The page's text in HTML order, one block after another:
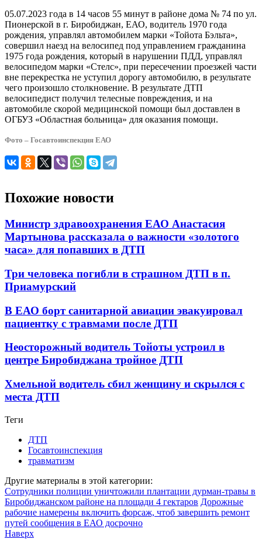
05.07.2023 года в 14 часов 55 минут в районе дома № 74 по ул.
Пионерской в г. Биробиджан, ЕАО, водитель 1970 года
рождения, управлял автомобилем марки «Тойота Бэльта»,
совершил наезд на велосипед под управлением гражданина
1975 года рождения, который в нарушении ПДД, управлял
велосипедом марки «Стелс», при пересечении проезжей части
вне перекрестка не уступил дорогу автомобилю, в результате
чего произошло столкновение. В результате ДТП
велосипедист получил телесные повреждения, и на
автомобиле скорой медицинской помощи был доставлен в
ОГБУЗ «Областная больница» для оказания помощи.
Фото – Госавтоинспекция ЕАО
Похожие новости
Министр здравоохранения ЕАО Анастасия
Мартынова рассказала о важности «золотого
часа» для попавших в ДТП
Три человека погибли в страшном ДТП в п.
Приамурский
В ЕАО борт санитарной авиации эвакуировал
пациентку с травмами после ДТП
Неосторожный водитель Тойоты устроил в
центре Биробиджана тройное ДТП
Хмельной водитель сбил женщину и скрылся с
места ДТП
Теги
ДТП
Госавтоинспекция
травматизм
Другие материалы в этой категории:
Сотрудники полиции уничтожили плантации дурман-травы в
Биробиджанском районе на площади 4 гектаров Дорожные
рабочие намерены включить форсаж, чтоб завершить ремонт
путей сообщения в ЕАО досрочно
Наверх